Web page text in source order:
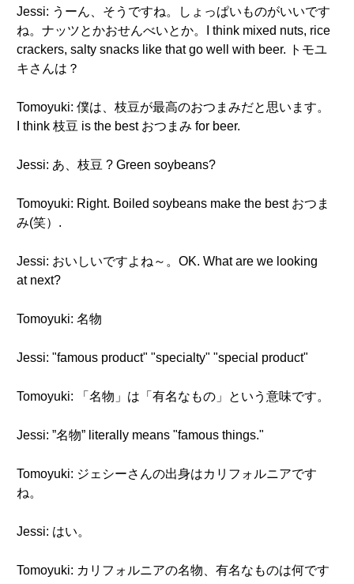
Jessi: うーん、そうですね。しょっぱいものがいいです
ね。ナッツとかおせんべいとか。I think mixed nuts, rice
crackers, salty snacks like that go well with beer. トモユ
キさんは？
Tomoyuki: 僕は、枝豆が最高のおつまみだと思います。
I think 枝豆 is the best おつまみ for beer.
Jessi: あ、枝豆 ? Green soybeans?
Tomoyuki: Right. Boiled soybeans make the best おつま
み(笑）.
Jessi: おいしいですよね～。OK. What are we looking
at next?
Tomoyuki: 名物
Jessi: "famous product" "specialty" "special product"
Tomoyuki: 「名物」は「有名なもの」という意味です。
Jessi: ”名物” literally means "famous things."
Tomoyuki: ジェシーさんの出身はカリフォルニアです
ね。
Jessi: はい。
Tomoyuki: カリフォルニアの名物、有名なものは何です